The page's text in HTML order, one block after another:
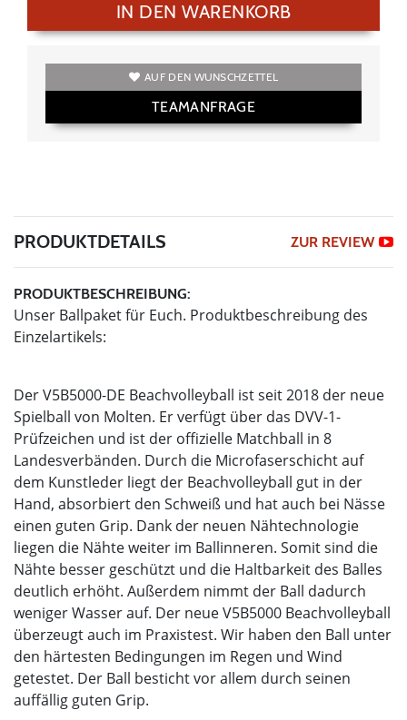
IN DEN WARENKORB
AUF DEN WUNSCHZETTEL
TEAMANFRAGE
PRODUKTDETAILS ZUR REVIEW
PRODUKTBESCHREIBUNG:
Unser Ballpaket für Euch. Produktbeschreibung des
Einzelartikels:
Der V5B5000-DE Beachvolleyball ist seit 2018 der neue
Spielball von Molten. Er verfügt über das DVV-1-
Prüfzeichen und ist der offizielle Matchball in 8
Landesverbänden. Durch die Microfaserschicht auf
dem Kunstleder liegt der Beachvolleyball gut in der
Hand, absorbiert den Schweiß und hat auch bei Nässe
einen guten Grip. Dank der neuen Nähtechnologie
liegen die Nähte weiter im Ballinneren. Somit sind die
Nähte besser geschützt und die Haltbarkeit des Balles
deutlich erhöht. Außerdem nimmt der Ball dadurch
weniger Wasser auf. Der neue V5B5000 Beachvolleyball
überzeugt auch im Praxistest. Wir haben den Ball unter
den härtesten Bedingungen im Regen und Wind
getestet. Der Ball besticht vor allem durch seinen
auffällig guten Grip.